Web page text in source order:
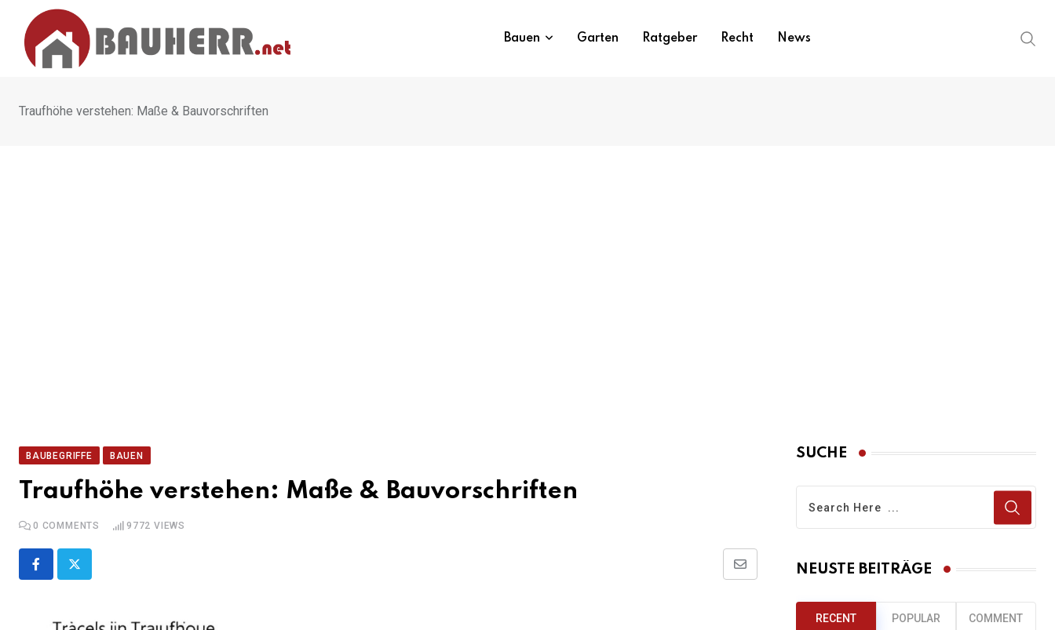
content
Bauen Garten Ratgeber Recht News
Traufhöhe verstehen: Maße & Bauvorschriften
BAUBEGRIFFE BAUEN
Traufhöhe verstehen: Maße & Bauvorschriften
0 COMMENTS 9772 VIEWS
Share
SUCHE
NEUSTE BEITRÄGE
RECENT POPULAR COMMENT